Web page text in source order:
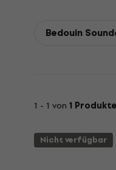
Bedouin
1 - 1 von 1
Nicht verfügbar